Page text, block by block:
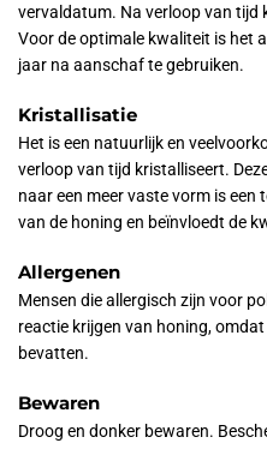
vervaldatum. Na verloop van tijd
Voor de optimale kwaliteit is het
jaar na aanschaf te gebruiken.
Kristallisatie
Het is een natuurlijk en
verloop van tijd kristalliseert.
naar een meer vaste vorm is een
van de honing en beïnvloedt de
Allergenen
Mensen die allergisch zijn voor
reactie krijgen van honing,
bevatten.
Bewaren
Droog en donker bewaren.